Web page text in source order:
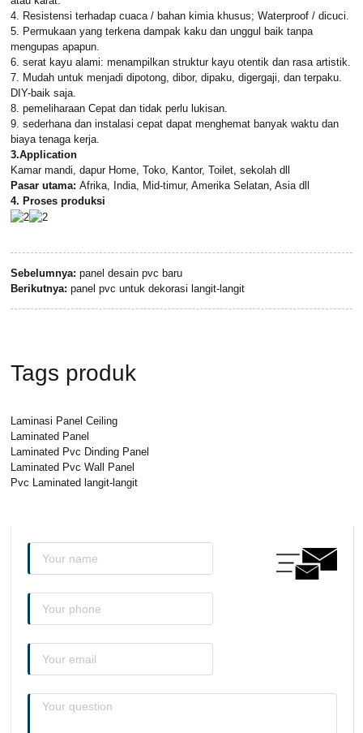
4. Resistensi terhadap cuaca / bahan kimia khusus; Waterproof / dicuci.
5. Permukaan yang terkena dampak kaku dan unggul baik tanpa
mengupas apapun.
6. serat kayu alami: menampilkan struktur kayu otentik dan rasa artistik.
7. Mudah untuk menjadi dipotong, dibor, dipaku, digergaji, dan terpaku.
DIY-baik saja.
8. pemeliharaan Cepat dan tidak perlu lukisan.
9. sederhana dan instalasi cepat dapat menghemat banyak waktu dan
biaya tenaga kerja.
3.Application
Kamar mandi, dapur Home, Toko, Kantor, Toilet, sekolah dll
Pasar utama:Afrika, India, Mid-timur, Amerika Selatan, Asia dll
4. Proses produksi
Sebelumnya:panel desain pvc baru
Berikutnya:panel pvc untuk dekorasi langit-langit
Tags produk
Laminasi Panel Ceiling
Laminated Panel
Laminated Pvc Dinding Panel
Laminated Pvc Wall Panel
Pvc Laminated langit-langit